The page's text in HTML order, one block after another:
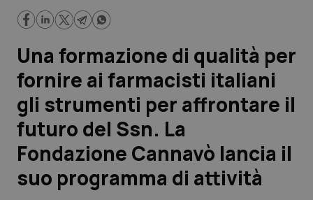
Lavoro e Professioni
Scienza e Farmaci
Studi e Analisi
Lettere al direttore
Edizioni Regionali
Una formazione di qualità per
fornire ai farmacisti italiani
gli strumenti per affrontare il
futuro del Ssn. La
Fondazione Cannavò lancia il
suo programma di attività